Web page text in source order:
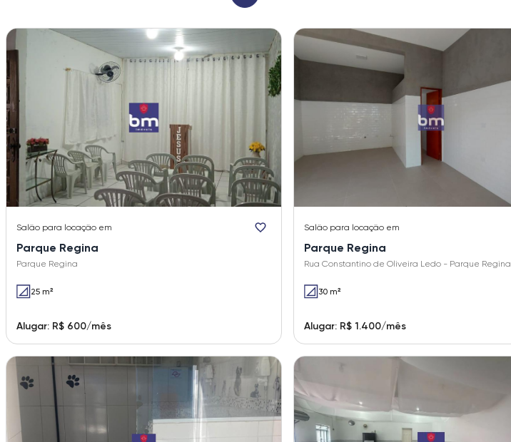
Salão para locação em
Parque Regina
Parque Regina
25 m²
Alugar: R$ 600/mês
Salão para locação em
Parque Regina
Rua Constantino de Oliveira Ledo - Parque Regina
30 m²
Alugar: R$ 1.400/mês